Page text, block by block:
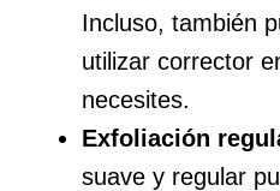
Incluso, también
utilizar corrector
necesites.
Exfoliación
suave y regular